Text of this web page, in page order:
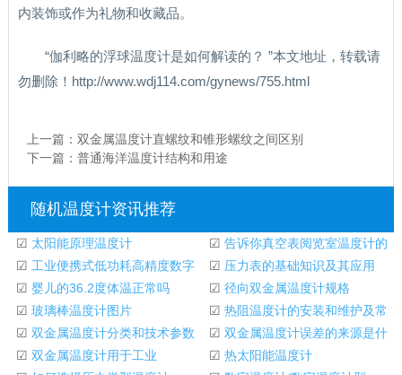
内装饰或作为礼物和收藏品。
“伽利略的浮球温度计是如何解读的？ ”本文地址，转载请
勿删除！http://www.wdj114.com/gynews/755.html
上一篇： 双金属温度计直螺纹和锥形螺纹之间区别
下一篇： 普通海洋温度计结构和用途
随机温度计资讯推荐
☑ 太阳能原理温度计 ☑ 告诉你真空表阅览室温度计的
读数会产生一定
☑ 工业便携式低功耗高精度数字
温度计设计(2
☑ 压力表的基础知识及其应用
☑ 婴儿的36.2度体温正常吗 ☑ 径向双金属温度计规格
☑ 玻璃棒温度计图片 ☑ 热阻温度计的安装和维护及常
见故障的处理
☑ 双金属温度计分类和技术参数 ☑ 双金属温度计误差的来源是什
么？
☑ 双金属温度计用于工业 ☑ 热太阳能温度计